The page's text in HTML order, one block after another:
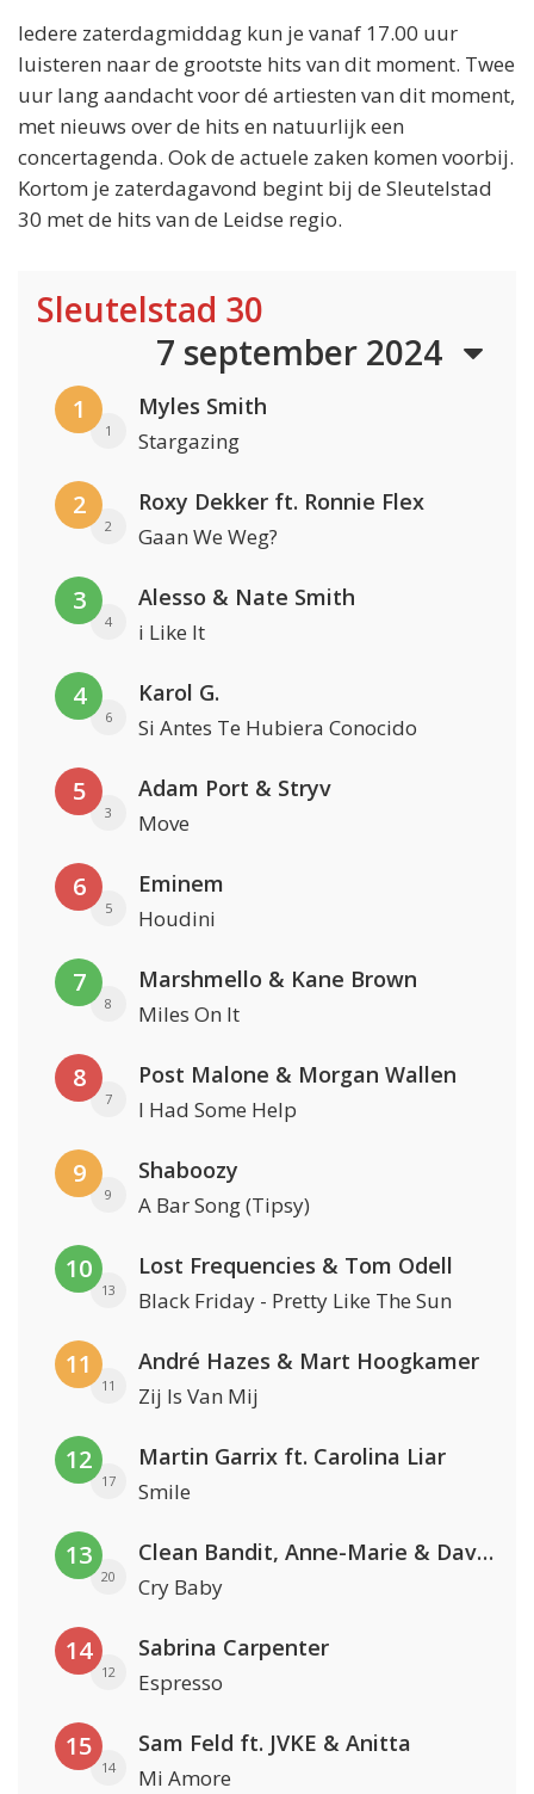
Iedere zaterdagmiddag kun je vanaf 17.00 uur
luisteren naar de grootste hits van dit moment. Twee
uur lang aandacht voor dé artiesten van dit moment,
met nieuws over de hits en natuurlijk een
concertagenda. Ook de actuele zaken komen voorbij.
Kortom je zaterdagavond begint bij de Sleutelstad
30 met de hits van de Leidse regio.
Sleutelstad 30
7 september 2024
1
1
Myles Smith
Stargazing
2
2
Roxy Dekker ft. Ronnie Flex
Gaan We Weg?
3
4
Alesso & Nate Smith
i Like It
4
6
Karol G.
Si Antes Te Hubiera Conocido
5
3
Adam Port & Stryv
Move
6
5
Eminem
Houdini
7
8
Marshmello & Kane Brown
Miles On It
8
7
Post Malone & Morgan Wallen
I Had Some Help
9
9
Shaboozy
A Bar Song (Tipsy)
10
13
Lost Frequencies & Tom Odell
Black Friday - Pretty Like The Sun
11
11
André Hazes & Mart Hoogkamer
Zij Is Van Mij
12
17
Martin Garrix ft. Carolina Liar
Smile
13
20
Clean Bandit, Anne-Marie & David Guetta
Cry Baby
14
12
Sabrina Carpenter
Espresso
15
14
Sam Feld ft. JVKE & Anitta
Mi Amore